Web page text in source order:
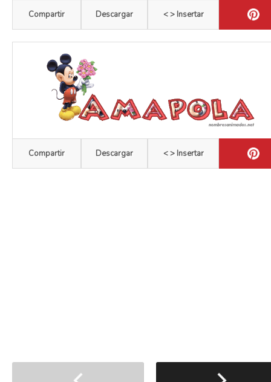
Compartir Descargar < > Insertar
Compartir Descargar < > Insertar